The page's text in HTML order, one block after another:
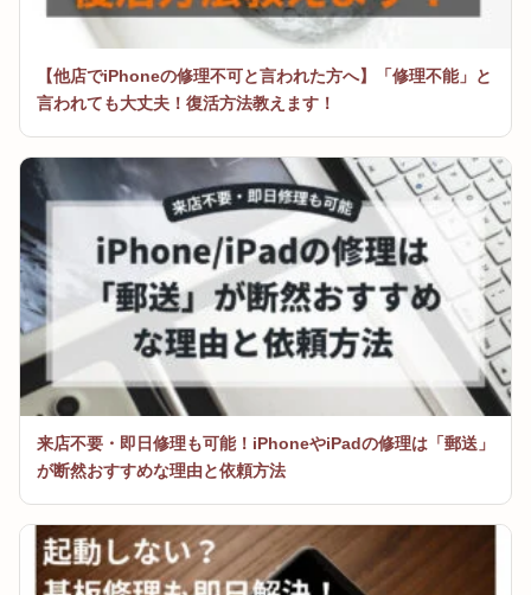
【他店でiPhoneの修理不可と言われた方へ】「修理不能」と
言われても大丈夫！復活方法教えます！
来店不要・即日修理も可能！iPhoneやiPadの修理は「郵送」
が断然おすすめな理由と依頼方法